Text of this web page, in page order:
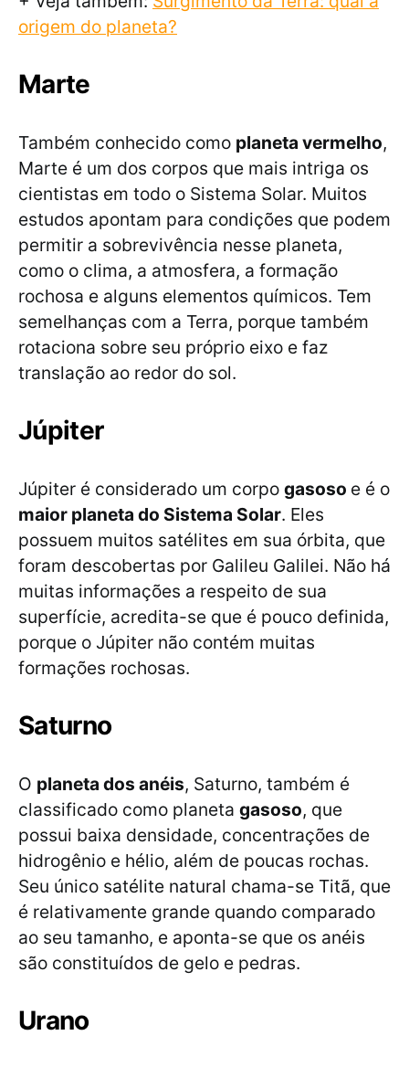
origem do planeta?
Marte
Também conhecido como planeta vermelho,
Marte é um dos corpos que mais intriga os
cientistas em todo o Sistema Solar. Muitos
estudos apontam para condições que podem
permitir a sobrevivência nesse planeta,
como o clima, a atmosfera, a formação
rochosa e alguns elementos químicos. Tem
semelhanças com a Terra, porque também
rotaciona sobre seu próprio eixo e faz
translação ao redor do sol.
Júpiter
Júpiter é considerado um corpo gasoso e é o
maior planeta do Sistema Solar. Eles
possuem muitos satélites em sua órbita, que
foram descobertas por Galileu Galilei. Não há
muitas informações a respeito de sua
superfície, acredita-se que é pouco definida,
porque o Júpiter não contém muitas
formações rochosas.
Saturno
O planeta dos anéis, Saturno, também é
classificado como planeta gasoso, que
possui baixa densidade, concentrações de
hidrogênio e hélio, além de poucas rochas.
Seu único satélite natural chama-se Titã, que
é relativamente grande quando comparado
ao seu tamanho, e aponta-se que os anéis
são constituídos de gelo e pedras.
Urano